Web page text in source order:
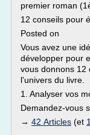
premier roman
12 conseils pour
Posted on
Vous avez une
développer pour
vous donnons 12
l'univers du livre.
1. Analyser vos
Demandez-vous
→ 42 Articles (et